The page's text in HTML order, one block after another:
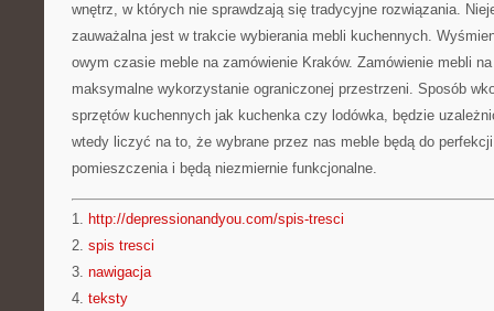
wnętrz, w których nie sprawdzają się tradycyjne rozwiązania.
zauważalna jest w trakcie wybierania mebli kuchennych.
owym czasie meble na zamówienie Kraków. Zamówienie mebli
maksymalne wykorzystanie ograniczonej przestrzeni. Sposób
sprzętów kuchennych jak kuchenka czy lodówka, będzie
wtedy liczyć na to, że wybrane przez nas meble będą do perfekcji
pomieszczenia i będą niezmiernie funkcjonalne.
1. http://depressionandyou.com/spis-tresci
2. spis tresci
3. nawigacja
4. teksty